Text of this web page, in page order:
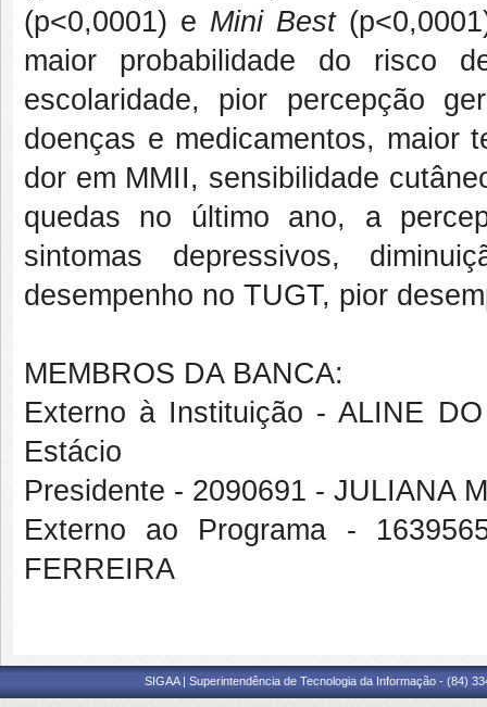
(p<0,0001) e Mini Best
maior probabilidade do risco
escolaridade, pior percepção
doenças e medicamentos, maior
dor em MMII, sensibilidade
quedas no último ano, a
sintomas depressivos,
desempenho no TUGT, pior
MEMBROS DA BANCA:
Externo à Instituição - ALINE
Estácio
Presidente - 2090691 - JULIANA
Externo ao Programa -
FERREIRA
SIGAA | Superintendência de Tecnologia da Informação - (84)